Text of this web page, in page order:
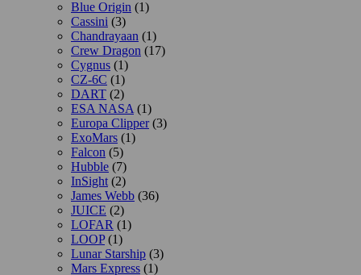
Blue Origin (1)
Cassini (3)
Chandrayaan (1)
Crew Dragon (17)
Cygnus (1)
CZ-6C (1)
DART (2)
ESA NASA (1)
Europa Clipper(3)
ExoMars (1)
Falcon (5)
Hubble (7)
InSight (2)
James Webb (36)
JUICE (2)
LOFAR (1)
LOOP(1)
Lunar Starship (3)
Mars Express (1)